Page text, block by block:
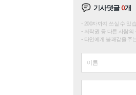
기사댓글0개
200자까지 쓰실 수 있
저작권 등 다른 사람의
타인에게 불쾌감을 주